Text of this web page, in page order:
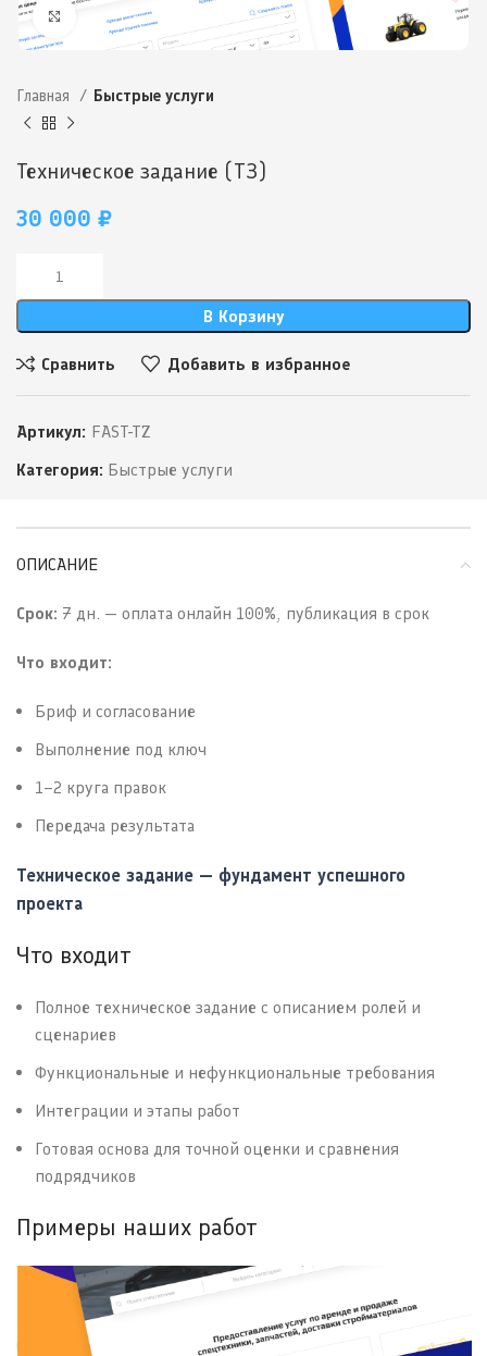
Нажмите, чтобы увеличить
Главная Быстрые услуги
Техническое задание (ТЗ)
30 000 ₽
В Корзину
Сравнить Добавить в избранное
Артикул: FAST-TZ
Категория: Быстрые услуги
ОПИСАНИЕ
Срок: 7 дн. — оплата онлайн 100%, публикация в срок
Что входит:
Бриф и согласование
Выполнение под ключ
1–2 круга правок
Передача результата
Техническое задание — фундамент успешного
проекта
Что входит
Полное техническое задание с описанием ролей и
сценариев
Функциональные и нефункциональные требования
Интеграции и этапы работ
Готовая основа для точной оценки и сравнения
подрядчиков
Примеры наших работ